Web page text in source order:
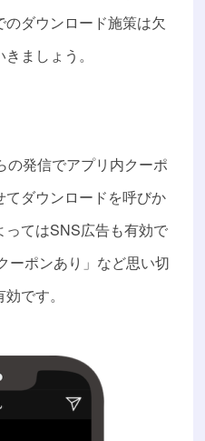
ダウンロード施策は欠
ましょう。
の発信でアプリ内クーポ
ダウンロードを呼びか
ってはSNS広告も有効で
ーポンあり」など思い切
です。